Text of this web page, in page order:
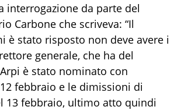
interrogazione da parte del
Carbone che scriveva: “Il
è stato risposto non deve avere i
generale, che ha del
è stato nominato con
febbraio e le dimissioni di
13 febbraio, ultimo atto quindi